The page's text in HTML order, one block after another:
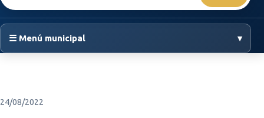
☰ Menú municipal ▾
24/08/2022